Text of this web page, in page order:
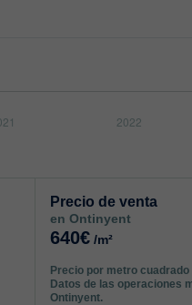
Precio de venta
en Ontinyent
640€/m²
Precio por metro
Datos de las operaciones
Ontinyent.